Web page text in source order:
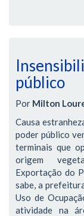
público
Por Milton
Causa
poder público
terminais que
origem
Exportação do
sabe, a
Uso de
atividade na